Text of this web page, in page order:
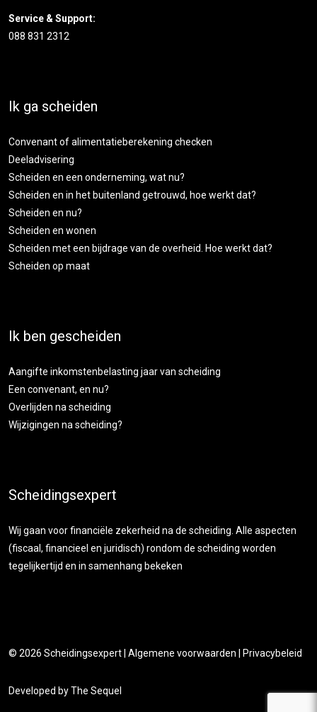
Service & Support:
088 831 2312
Ik ga scheiden
Convenant of alimentatieberekening checken
Deeladvisering
Scheiden en een onderneming, wat nu?
Scheiden en in het buitenland getrouwd, hoe werkt dat?
Scheiden en nu?
Scheiden en wonen
Scheiden met een bijdrage van de overheid. Hoe werkt dat?
Scheiden op maat
Ik ben gescheiden
Aangifte inkomstenbelasting jaar van scheiding
Een convenant, en nu?
Overlijden na scheiding
Wijzigingen na scheiding?
Scheidingsexpert
Wij gaan voor financiële zekerheid na de scheiding. Alle aspecten
(fiscaal, financieel en juridisch) rondom de scheiding worden
tegelijkertijd en in samenhang bekeken
© 2026 Scheidingsexpert Algemene voorwaarden Privacybeleid
Developed byThe Sequel